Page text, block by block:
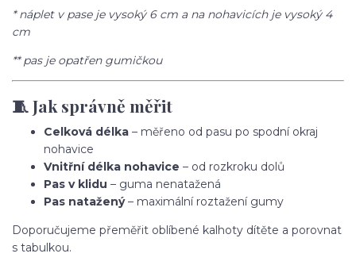
* náplet v pase je vysoký 6 cm a na nohavicích je vysoký 4
cm
** pas je opatřen gumičkou
🧵 Jak správně měřit
Celková délka – měřeno od pasu po spodní okraj
nohavice
Vnitřní délka nohavice – od rozkroku dolů
Pas v klidu – guma nenatažená
Pas natažený– maximální roztažení gumy
Doporučujeme přeměřit oblíbené kalhoty dítěte a porovnat
s tabulkou.